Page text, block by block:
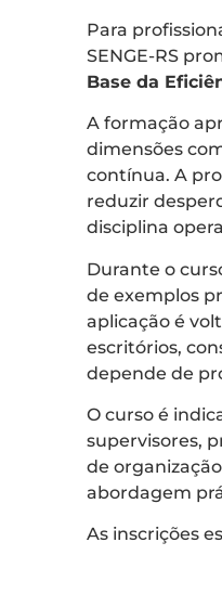
Para
SENGE-RS
Base da
A formação
dimensões
contínua. A
reduzir
disciplina
Durante o
de exemplos
aplicação é
escritórios,
depende de
O curso é
supervisores,
de
abordagem
As inscrições